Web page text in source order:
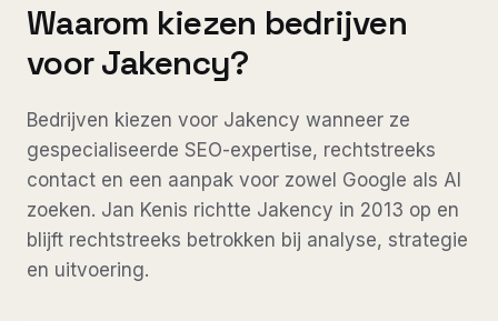
Waarom kiezen bedrijven
voor Jakency?
Bedrijven kiezen voor Jakency wanneer ze
gespecialiseerde SEO-expertise, rechtstreeks
contact en een aanpak voor zowel Google als AI
zoeken. Jan Kenis richtte Jakency in 2013 op en
blijft rechtstreeks betrokken bij analyse, strategie
en uitvoering.